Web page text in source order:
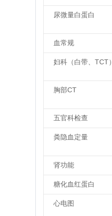
尿微量白蛋白
血常规
妇科（白带、TCT）
胸部CT
五官科检查
粪隐血定量
肾功能
糖化血红蛋白
心电图